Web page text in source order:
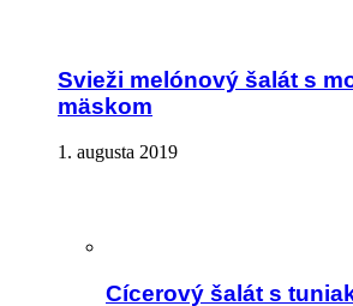
Svieži melónový šalát s
mäskom
1. augusta 2019
Cícerový šalát s